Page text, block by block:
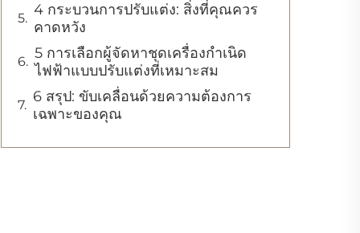
4 กระบวนการปรับแต่ง: สิ่งที่คุณควร
คาดหวัง
5 การเลือกผู้จัดหาชุดเครื่องกำเนิด
ไฟฟ้าแบบปรับแต่งที่เหมาะสม
6 สรุป: ขับเคลื่อนด้วยความต้องการ
เฉพาะของคุณ